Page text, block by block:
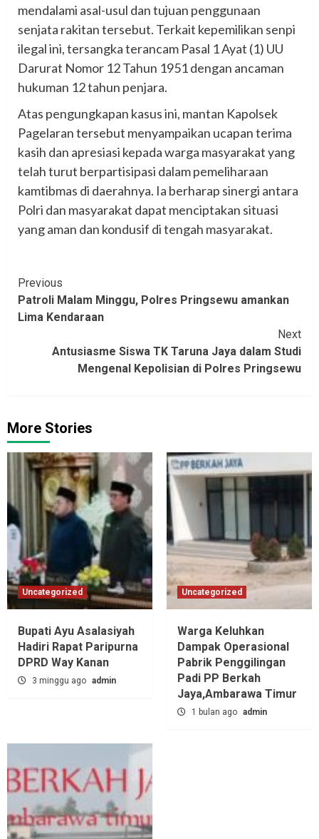
mendalami asal-usul dan tujuan penggunaan
senjata rakitan tersebut. Terkait kepemilikan senpi
ilegal ini, tersangka terancam Pasal 1 Ayat (1) UU
Darurat Nomor 12 Tahun 1951 dengan ancaman
hukuman 12 tahun penjara.
Atas pengungkapan kasus ini, mantan Kapolsek
Pagelaran tersebut menyampaikan ucapan terima
kasih dan apresiasi kepada warga masyarakat yang
telah turut berpartisipasi dalam pemeliharaan
kamtibmas di daerahnya. Ia berharap sinergi antara
Polri dan masyarakat dapat menciptakan situasi
yang aman dan kondusif di tengah masyarakat.
Continue
Reading
Previous
Patroli Malam Minggu, Polres Pringsewu amankan
Lima Kendaraan
Next
Antusiasme Siswa TK Taruna Jaya dalam Studi
Mengenal Kepolisian di Polres Pringsewu
More Stories
Uncategorized
Bupati Ayu Asalasiyah
Hadiri Rapat Paripurna
DPRD Way Kanan
3 minggu ago admin
Uncategorized
Warga Keluhkan
Dampak Operasional
Pabrik Penggilingan
Padi PP Berkah
Jaya,‎Ambarawa Timur
1 bulan ago admin